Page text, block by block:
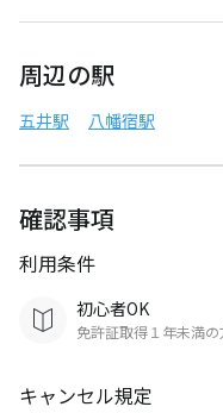
周辺の駅
五井駅 八幡宿駅
確認事項
利用条件
初心者OK
免許証取得１年未満
キャンセル規定